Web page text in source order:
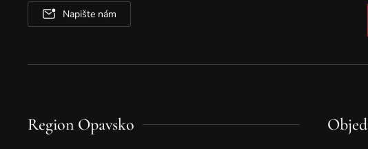
Napište nám
Region Opavsko